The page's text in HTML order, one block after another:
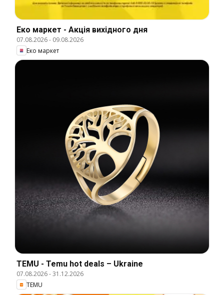
Еко маркет - Акція вихідного дня
07.08.2026- 09.08.2026
Еко маркет
TEMU - Temu hot deals – Ukraine
07.08.2026-31.12.2026
TEMU